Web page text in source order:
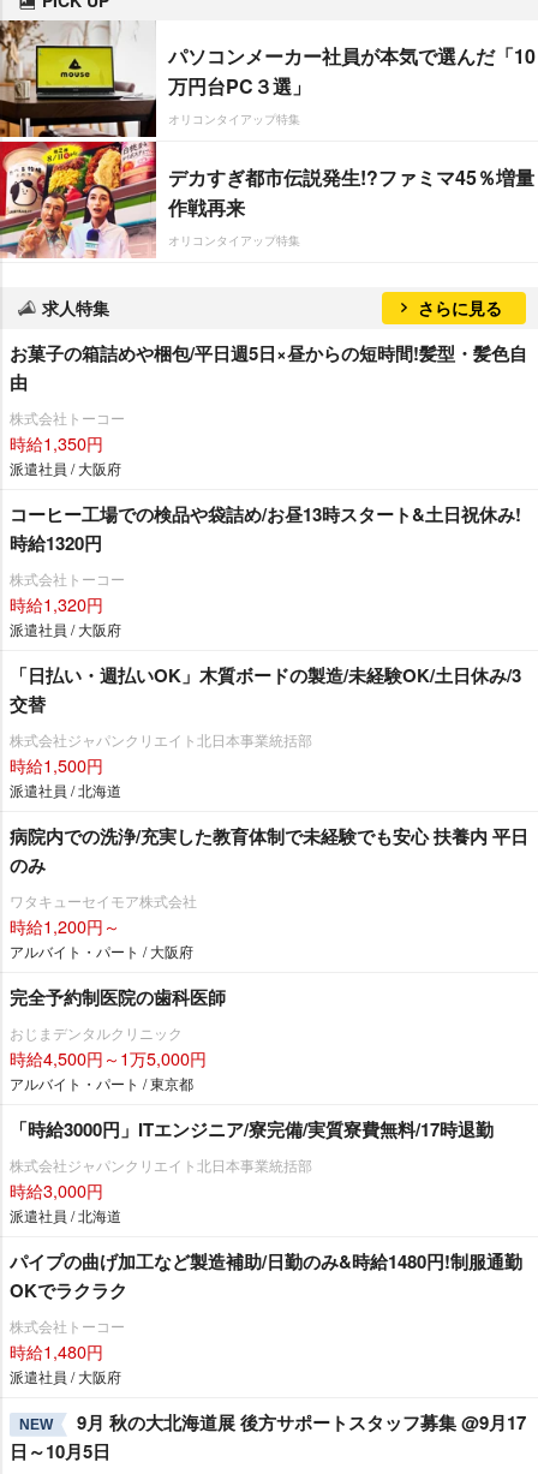
パソコンメーカー社員が本気で選んだ「10
万円台PC３選」
オリコンタイアップ特集
デカすぎ都市伝説発生!?ファミマ45％増量
作戦再来
オリコンタイアップ特集
求人特集 さらに見る
お菓子の箱詰めや梱包/平日週5日×昼からの短時間!髪型・髪色自
由
株式会社トーコー
時給1,350円
派遣社員 / 大阪府
コーヒー工場での検品や袋詰め/お昼13時スタート&土日祝休み!
時給1320円
株式会社トーコー
時給1,320円
派遣社員 / 大阪府
「日払い・週払いOK」木質ボードの製造/未経験OK/土日休み/3
交替
株式会社ジャパンクリエイト北日本事業統括部
時給1,500円
派遣社員 / 北海道
病院内での洗浄/充実した教育体制で未経験でも安心 扶養内 平日
のみ
ワタキューセイモア株式会社
時給1,200円～
アルバイト・パート / 大阪府
完全予約制医院の歯科医師
おじまデンタルクリニック
時給4,500円～1万5,000円
アルバイト・パート / 東京都
「時給3000円」ITエンジニア/寮完備/実質寮費無料/17時退勤
株式会社ジャパンクリエイト北日本事業統括部
時給3,000円
派遣社員 / 北海道
パイプの曲げ加工など製造補助/日勤のみ&時給1480円!制服通勤
OKでラクラク
株式会社トーコー
時給1,480円
派遣社員 / 大阪府
NEW
9月 秋の大北海道展 後方サポートスタッフ募集 @9月17
日～10月5日